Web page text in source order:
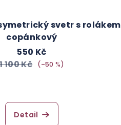
svetr s rolákem
copánkový
550 Kč
1 100 Kč
(–50 %)
Detail